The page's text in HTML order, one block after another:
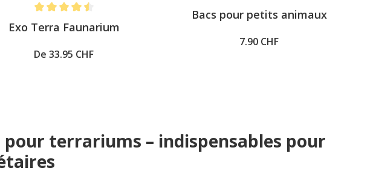
Note moyenne de 4.5 sur 5 étoiles
Exo Terra Faunarium
De 33.95 CHF
Bacs pour petits animaux
7.90 CHF
terrariums – indispensables pour